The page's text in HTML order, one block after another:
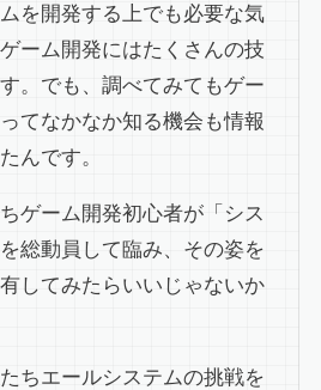
を開発する上でも必要な気
ーム開発にはたくさんの技
。でも、調べてみてもゲー
てなかなか知る機会も情報
んです。
ゲーム開発初心者が「シス
総動員して臨み、その姿を
してみたらいいじゃないか
ちエールシステムの挑戦を